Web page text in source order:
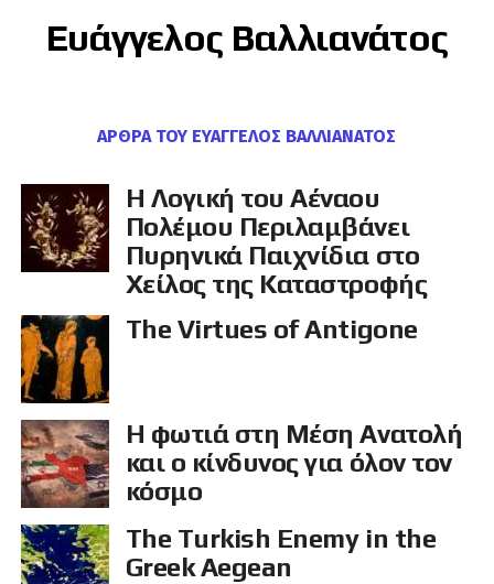
Ευάγγελος Βαλλιανάτος
ΆΡΘΡΑ ΤΟΥ ΕΥΆΓΓΕΛΟΣ ΒΑΛΛΙΑΝΆΤΟΣ
Η Λογική του Αέναου
Πολέμου Περιλαμβάνει
Πυρηνικά Παιχνίδια στο
Χείλος της Καταστροφής
The Virtues of Antigone
Η φωτιά στη Μέση Ανατολή
και ο κίνδυνος για όλον τον
κόσμο
The Turkish Enemy in the
Greek Aegean